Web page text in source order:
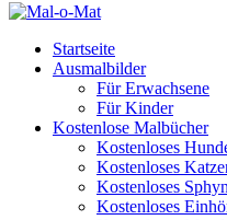
Startseite
Ausmalbilder
Für Erwachsene
Für Kinder
Kostenlose Malbücher
Kostenloses
Kostenloses
Kostenloses
Kostenloses